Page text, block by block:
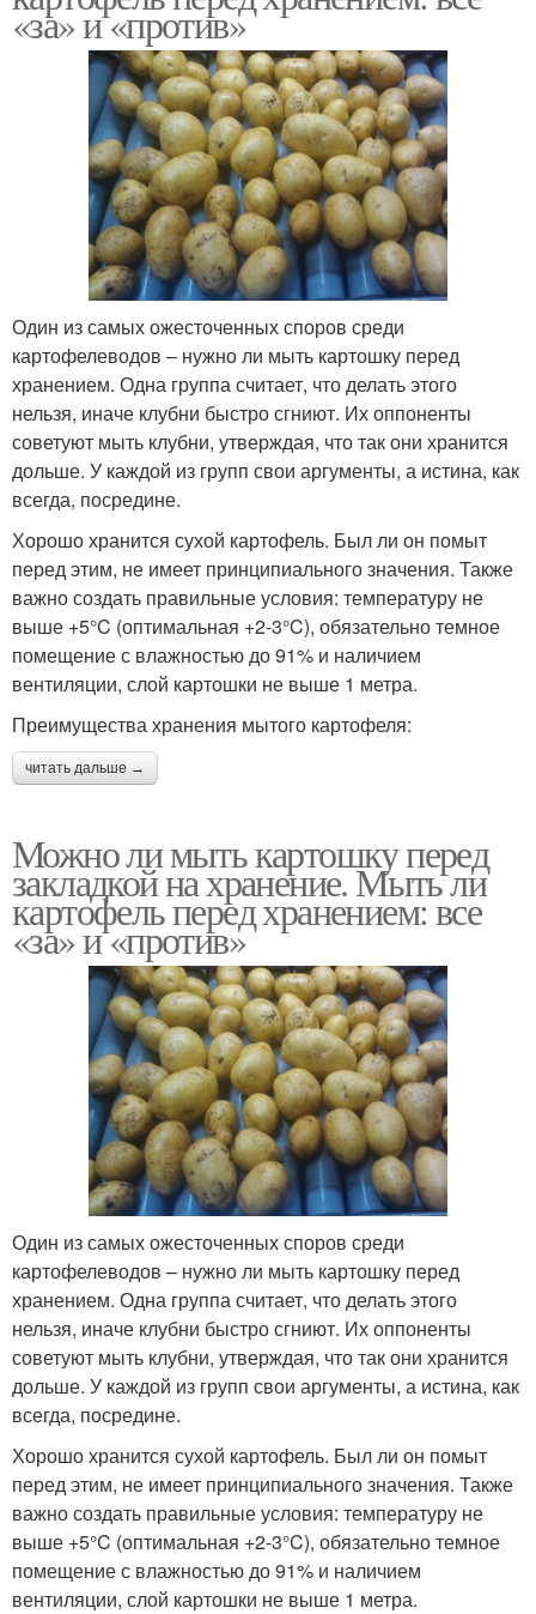
«за» и «против»
Один из самых ожесточенных споров среди
картофелеводов – нужно ли мыть картошку перед
хранением. Одна группа считает, что делать этого
нельзя, иначе клубни быстро сгниют. Их оппоненты
советуют мыть клубни, утверждая, что так они хранится
дольше. У каждой из групп свои аргументы, а истина, как
всегда, посредине.
Хорошо хранится сухой картофель. Был ли он помыт
перед этим, не имеет принципиального значения. Также
важно создать правильные условия: температуру не
выше +5°C (оптимальная +2-3°C), обязательно темное
помещение с влажностью до 91% и наличием
вентиляции, слой картошки не выше 1 метра.
Преимущества хранения мытого картофеля:
читать дальше →
Можно ли мыть картошку перед
закладкой на хранение. Мыть ли
картофель перед хранением: все
«за» и «против»
Один из самых ожесточенных споров среди
картофелеводов – нужно ли мыть картошку перед
хранением. Одна группа считает, что делать этого
нельзя, иначе клубни быстро сгниют. Их оппоненты
советуют мыть клубни, утверждая, что так они хранится
дольше. У каждой из групп свои аргументы, а истина, как
всегда, посредине.
Хорошо хранится сухой картофель. Был ли он помыт
перед этим, не имеет принципиального значения. Также
важно создать правильные условия: температуру не
выше +5°C (оптимальная +2-3°C), обязательно темное
помещение с влажностью до 91% и наличием
вентиляции, слой картошки не выше 1 метра.